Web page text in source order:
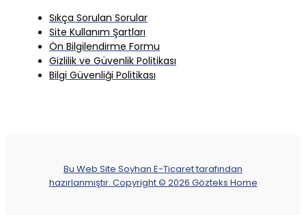
Sıkça Sorulan Sorular
Site Kullanım Şartları
Ön Bilgilendirme Formu
Gizlilik ve Güvenlik Politikası
Bilgi Güvenliği Politikası
Bu Web Site Soyhan E-Ticaret tarafından
hazırlanmıştır. Copyright © 2026 Gözteks Home